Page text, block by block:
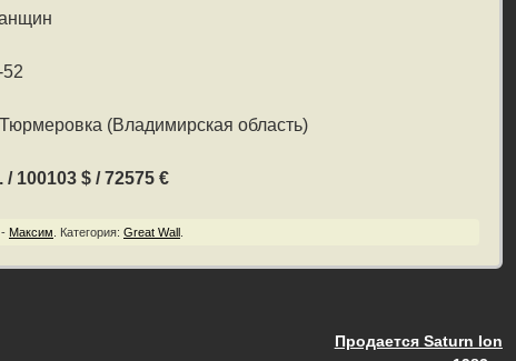
(Владимирская область)
100103 $ / 72575 €
- Максим Категория: Great Wall
Продается Saturn Ion